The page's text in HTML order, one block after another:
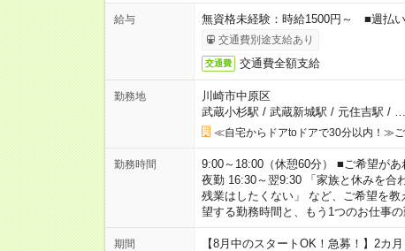
給与 無資格未経験：時給1500円～ ■週払
交通費別途支給あり
交通費 交通費全額支給
勤務地
川崎市中原区
武蔵小杉駅 / 武蔵新城駅 / 元住吉駅 /
≪自宅からドアtoドアで30分以内！≫ご
勤務時間
9:00～18:00（休憩60分） ■ご希望が
夜勤 16:30～翌9:30 「家族と休みを合
残業はしたくない」 など、ご希望を
望する勤務時間と、もう1つのお仕事
期間 【8月中のスタートOK！急募！】2カ